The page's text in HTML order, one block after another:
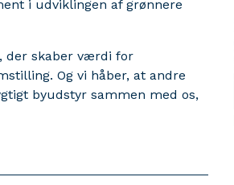
i udviklingen af grønnere
der skaber værdi for
Og vi håber, at andre
byudstyr sammen med os,